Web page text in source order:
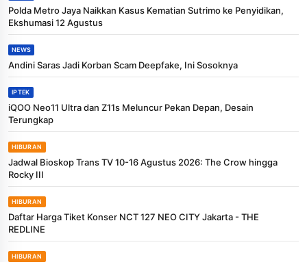
Polda Metro Jaya Naikkan Kasus Kematian Sutrimo ke Penyidikan,
Ekshumasi 12 Agustus
NEWS
Andini Saras Jadi Korban Scam Deepfake, Ini Sosoknya
IPTEK
iQOO Neo11 Ultra dan Z11s Meluncur Pekan Depan, Desain
Terungkap
HIBURAN
Jadwal Bioskop Trans TV 10-16 Agustus 2026: The Crow hingga
Rocky III
HIBURAN
Daftar Harga Tiket Konser NCT 127 NEO CITY Jakarta - THE
REDLINE
HIBURAN